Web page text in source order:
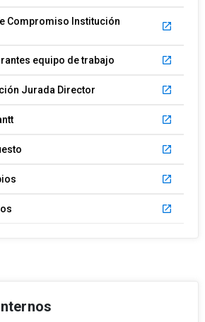
Compromiso Institución
launch
equipo de trabajo launch
Jurada Director launch
launch
launch
launch
launch